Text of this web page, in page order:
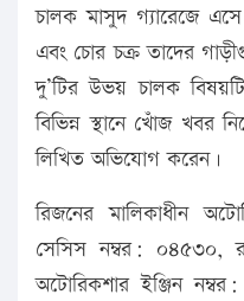
চালক মাসুদ গ্যারেজে
এবং চোর চক্র তাদের
দু’টির উভয় চালক
বিভিন্ন স্থানে খোঁজ খবর
লিখিত অভিযোগ করেন।
রিজনের মালিকাধীন
সেসিস নম্বর: ০৪৫৩০,
অটোরিকশার ইঞ্জিন